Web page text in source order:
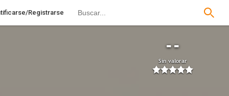
Registrarse
--
Sin valorar